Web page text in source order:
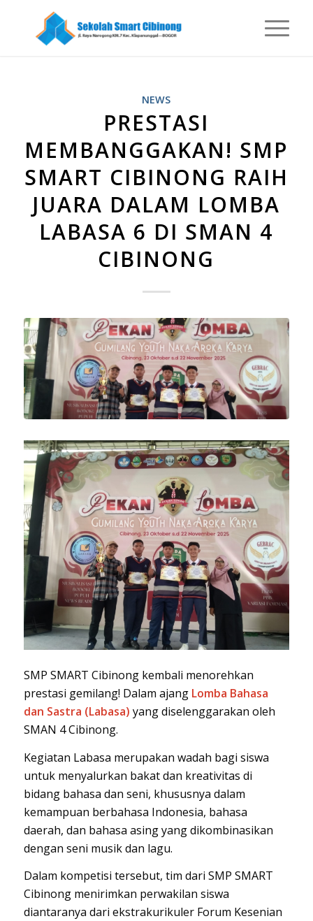
NEWS
PRESTASI
MEMBANGGAKAN! SMP
SMART CIBINONG RAIH
JUARA DALAM LOMBA
LABASA 6 DI SMAN 4
CIBINONG
SMP SMART Cibinong kembali menorehkan
prestasi gemilang! Dalam ajang Lomba Bahasa
dan Sastra (Labasa) yang diselenggarakan oleh
SMAN 4 Cibinong.
Kegiatan Labasa merupakan wadah bagi siswa
untuk menyalurkan bakat dan kreativitas di
bidang bahasa dan seni, khususnya dalam
kemampuan berbahasa Indonesia, bahasa
daerah, dan bahasa asing yang dikombinasikan
dengan seni musik dan lagu.
Dalam kompetisi tersebut, tim dari SMP SMART
Cibinong menirimkan perwakilan siswa
diantaranya dari ekstrakurikuler Forum Kesenian